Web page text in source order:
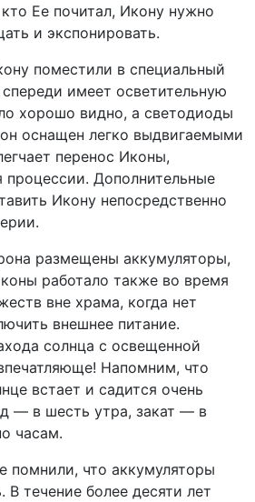
Ее почитал, Икону нужно
и экспонировать.
поместили в специальный
имеет осветительную
хорошо видно, а светодиоды
оснащен легко выдвигаемыми
перенос Иконы,
Дополнительные
Икону непосредственно
размещены аккумуляторы,
работало также во время
вне храма, когда нет
внешнее питание.
солнца с освещенной
Напомним, что
встает и садится очень
— в шесть утра, закат — в
часам.
помнили, что аккумуляторы
В течение более десяти лет